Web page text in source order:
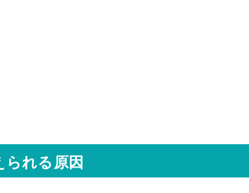
れる原因